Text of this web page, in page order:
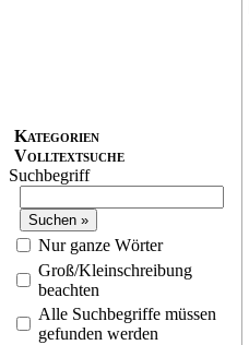
Kategorien
Volltextsuche
Suchbegriff
Nur ganze Wörter
Groß/Kleinschreibung
beachten
Alle Suchbegriffe müssen
gefunden werden